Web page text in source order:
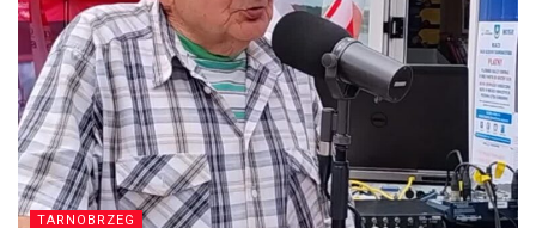
TARNOBRZEG